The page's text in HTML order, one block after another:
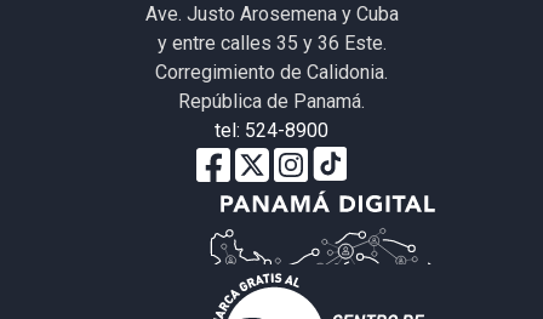
Ave. Justo Arosemena y Cuba
y entre calles 35 y 36 Este.
Corregimiento de Calidonia.
República de Panamá.
tel: 524-8900